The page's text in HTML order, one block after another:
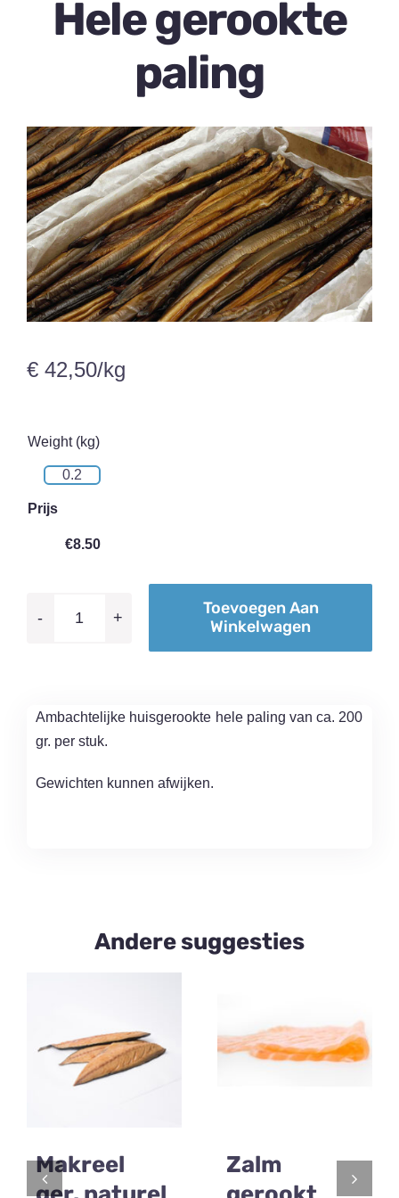
Over ons
0 items
Hele gerookte
paling
€ 42,50/kg
Weight (kg)
Prijs
€8.50
Toevoegen Aan
Winkelwagen
Ambachtelijke huisgerookte hele paling van ca. 200
gr. per stuk.
Gewichten kunnen afwijken.
Andere suggesties
Makreel
Zalm